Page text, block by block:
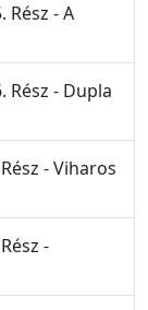
Rész - A
Rész - Dupla
- Viharos
-